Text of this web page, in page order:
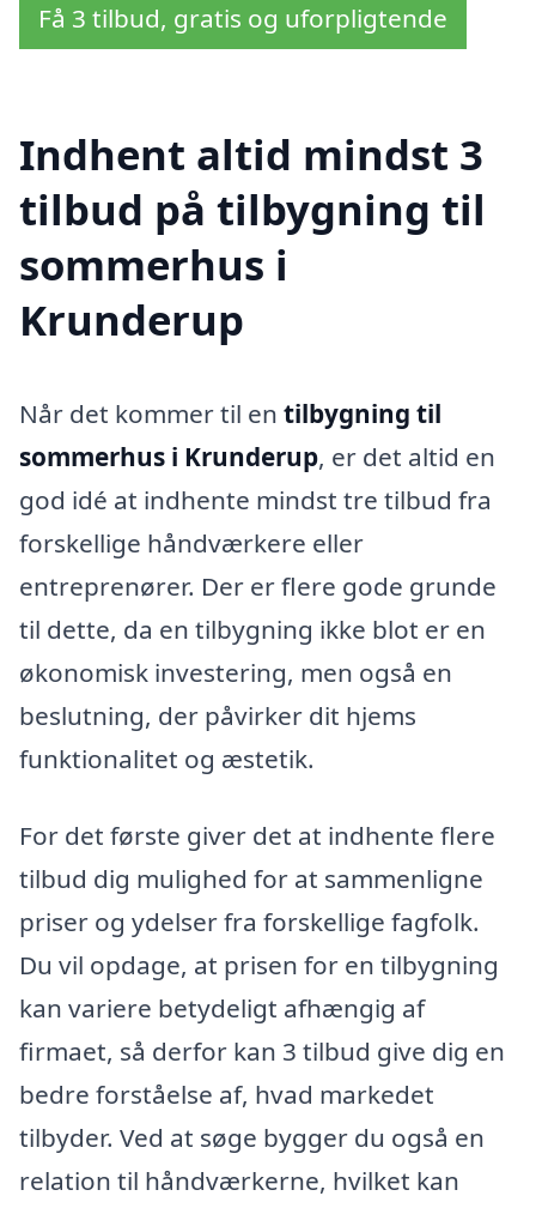
Få 3 tilbud, gratis og uforpligtende
Indhent altid mindst 3
tilbud på tilbygning til
sommerhus i
Krunderup
Når det kommer til en tilbygning til
sommerhus i Krunderup, er det altid en
god idé at indhente mindst tre tilbud fra
forskellige håndværkere eller
entreprenører. Der er flere gode grunde
til dette, da en tilbygning ikke blot er en
økonomisk investering, men også en
beslutning, der påvirker dit hjems
funktionalitet og æstetik.
For det første giver det at indhente flere
tilbud dig mulighed for at sammenligne
priser og ydelser fra forskellige fagfolk.
Du vil opdage, at prisen for en tilbygning
kan variere betydeligt afhængig af
firmaet, så derfor kan 3 tilbud give dig en
bedre forståelse af, hvad markedet
tilbyder. Ved at søge bygger du også en
relation til håndværkerne, hvilket kan